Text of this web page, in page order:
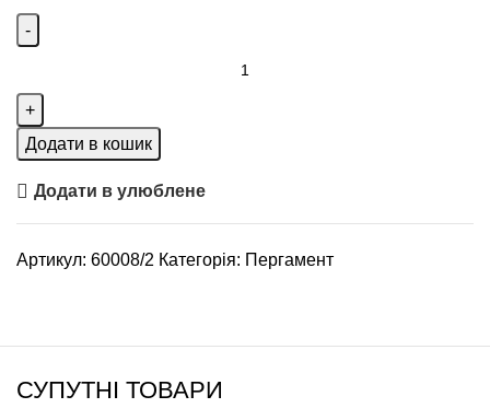
Додати в кошик
Додати в улюблене
Артикул: 60008/2 Категорія: Пергамент
СУПУТНІ ТОВАРИ